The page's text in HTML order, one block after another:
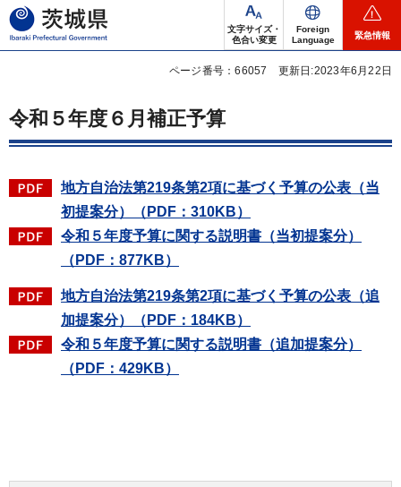
茨城県
文字サイズ・
色合い変更
Foreign
Language
緊急情報
ページ番号：66057 更新日:2023年6月22日
令和５年度６月補正予算
地方自治法第219条第2項に基づく予算の公表（当
初提案分）（PDF：310KB）
令和５年度予算に関する説明書（当初提案分）
（PDF：877KB）
地方自治法第219条第2項に基づく予算の公表（追
加提案分）（PDF：184KB）
令和５年度予算に関する説明書（追加提案分）
（PDF：429KB）